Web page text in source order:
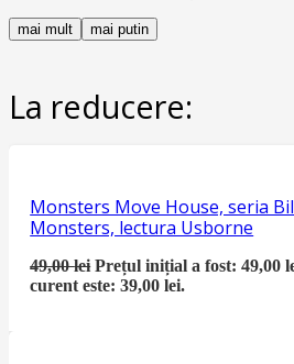
mai mult mai putin
La reducere:
Monsters Move House, seria
Monsters, lectura Usborne
49,00lei Prețul inițial a fost: 49,00
curent este: 39,00 lei.